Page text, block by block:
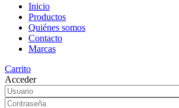
Inicio
Productos
Quiénes somos
Contacto
Marcas
Carrito
Acceder